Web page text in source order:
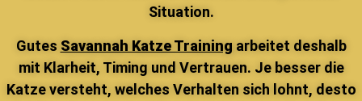
Situation.
Gutes Savannah Katze Training arbeitet deshalb
mit Klarheit, Timing und Vertrauen. Je besser die
Katze versteht, welches Verhalten sich lohnt, desto